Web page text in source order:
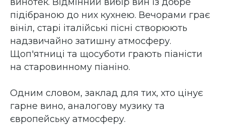
підібраною до них кухнею. Вечорами грає
вініл, старі італійські пісні створюють
надзвичайно затишну атмосферу.
Щоп'ятниці та щосуботи грають піаністи
на старовинному піаніно.
Одним словом, заклад для тих, хто цінує
гарне вино, аналогову музику та
європейську атмосферу.